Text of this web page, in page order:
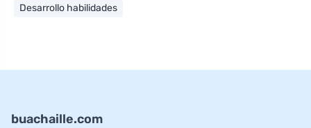
Desarrollo habilidades
buachaille.com